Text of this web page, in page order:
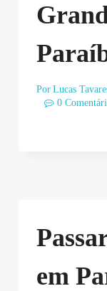
Por Lucas
0
em